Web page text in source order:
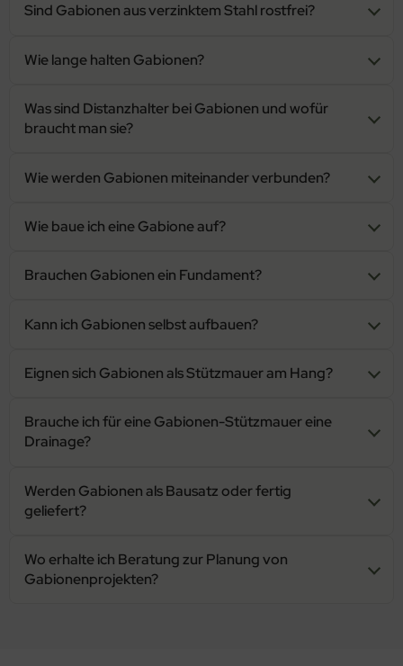
Sind Gabionen aus verzinktem Stahl rostfrei?
Wie lange halten Gabionen?
Was sind Distanzhalter bei Gabionen und wofür
braucht man sie?
Wie werden Gabionen miteinander verbunden?
Wie baue ich eine Gabione auf?
Brauchen Gabionen ein Fundament?
Kann ich Gabionen selbst aufbauen?
Eignen sich Gabionen als Stützmauer am Hang?
Brauche ich für eine Gabionen-Stützmauer eine
Drainage?
Werden Gabionen als Bausatz oder fertig
geliefert?
Wo erhalte ich Beratung zur Planung von
Gabionenprojekten?